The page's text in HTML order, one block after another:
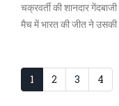
चक्रवर्ती की शानदार
मैच में भारत की जीत ने उसकी
1 2 3 4